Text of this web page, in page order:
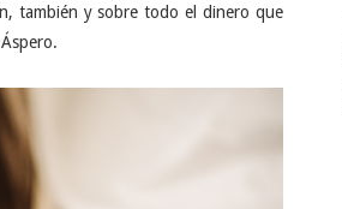
también y sobre todo el dinero que